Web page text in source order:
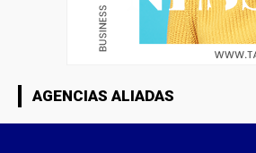
AGENCIAS ALIADAS